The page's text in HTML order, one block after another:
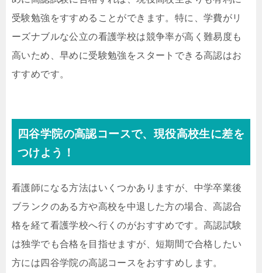
受験勉強をすすめることができます。特に、学費がリ
ーズナブルな公立の看護学校は競争率が高く難易度も
高いため、早めに受験勉強をスタートできる高認はお
すすめです。
四谷学院の高認コースで、現役高校生に差を
つけよう！
看護師になる方法はいくつかありますが、中学卒業後
ブランクのある方や高校を中退した方の場合、高認合
格を経て看護学校へ行くのがおすすめです。高認試験
は独学でも合格を目指せますが、短期間で合格したい
方には四谷学院の高認コースをおすすめします。